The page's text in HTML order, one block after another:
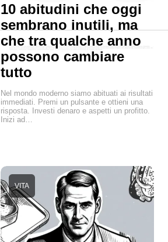
10 abitudini che oggi
sembrano inutili, ma
che tra qualche anno
possono cambiare
tutto
Nel mondo moderno siamo abituati ai risultati
immediati. Premi un pulsante e ottieni una
risposta. Investi denaro e aspetti un profitto.
Inizi ad…
VITA